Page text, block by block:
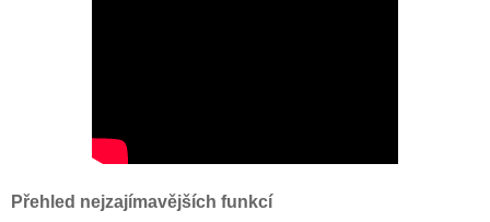
Přehled nejzajímavějších funkcí